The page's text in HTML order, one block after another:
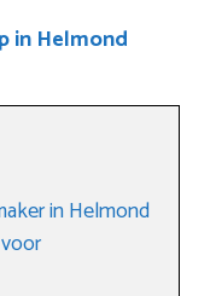
in Helmond
in Helmond